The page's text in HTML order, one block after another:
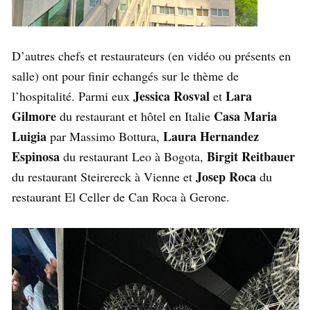
D’autres chefs et restaurateurs (en vidéo ou présents en
salle) ont pour finir echangés sur le thème de
l’hospitalité. Parmi eux Jessica Rosval et Lara
Gilmore du restaurant et hôtel en Italie Casa Maria
Luigia par Massimo Bottura, Laura Hernandez
Espinosa du restaurant Leo à Bogota, Birgit Reitbauer
du restaurant Steirereck à Vienne et Josep Roca du
restaurant El Celler de Can Roca à Gerone.